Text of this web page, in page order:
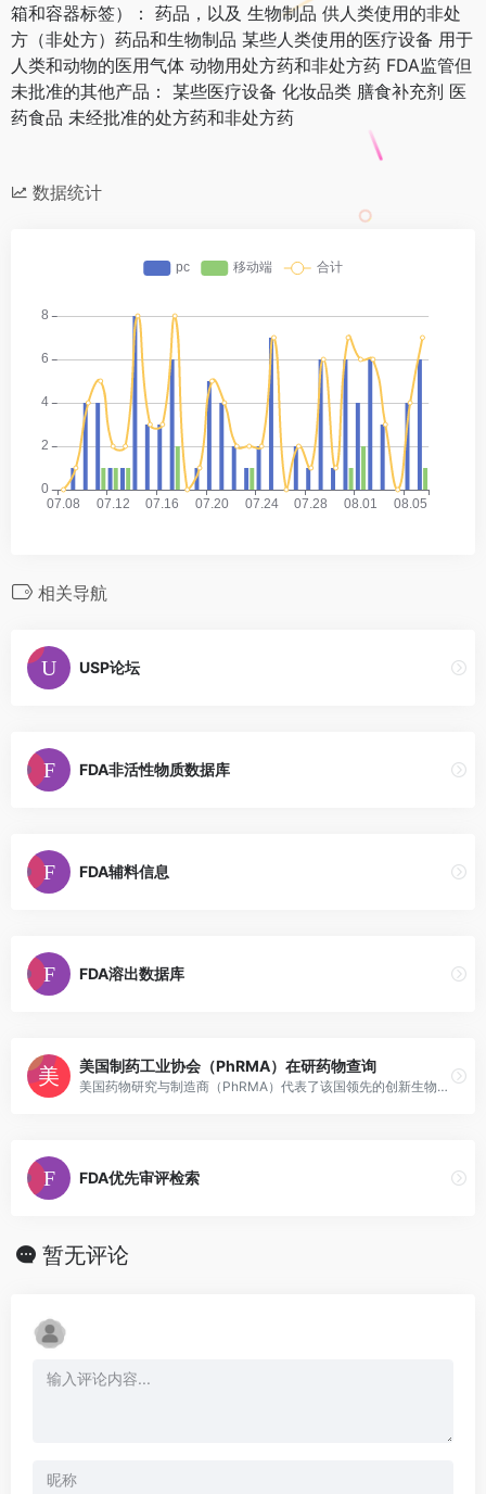
箱和容器标签）： 药品，以及 生物制品 供人类使用的非处
方（非处方）药品和生物制品 某些人类使用的医疗设备 用于
人类和动物的医用气体 动物用处方药和非处方药 FDA监管但
未批准的其他产品： 某些医疗设备 化妆品类 膳食补充剂 医
药食品 未经批准的处方药和非处方药
数据统计
相关导航
USP论坛
FDA非活性物质数据库
FDA辅料信息
FDA溶出数据库
美国制药工业协会（PhRMA）在研药物查询
美国药物研究与制造商（PhRMA）代表了该国领先的创新生物药物研究公司，这些公司致力于发现和开发可使患者寿命更长，更健康，更富有生产力的药物。
FDA优先审评检索
暂无评论